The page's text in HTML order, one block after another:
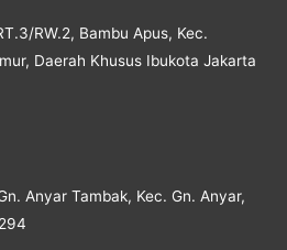
RW.2, Bambu Apus, Kec.
Daerah Khusus Ibukota Jakarta
Anyar Tambak, Kec. Gn. Anyar,